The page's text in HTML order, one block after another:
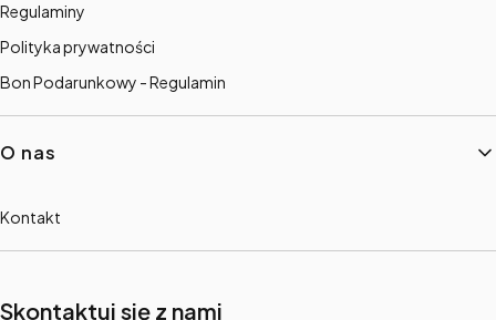
Regulaminy
Polityka prywatności
Bon Podarunkowy - Regulamin
O nas
Kontakt
Skontaktuj się z nami